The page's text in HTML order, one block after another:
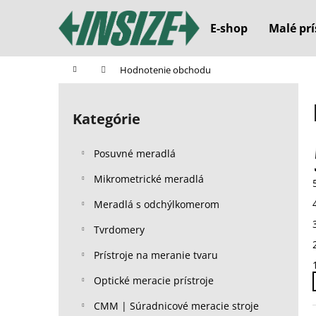
E-shop Malé
Domov Hodnotenie obchodu
B
Preskočiť
kategórie
Kategórie
Posuvné meradlá
Mikrometrické meradlá
Meradlá s odchýlkomerom
Tvrdomery
Prístroje na meranie tvaru
Optické meracie prístroje
CMM | Súradnicové meracie stroje
1
í
Späť
do
Späť
do